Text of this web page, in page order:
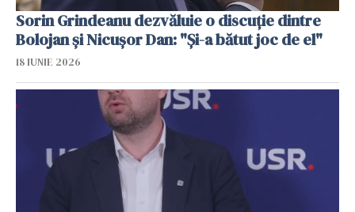
Sorin Grindeanu dezvăluie o discuție dintre
Bolojan și Nicușor Dan: "Și-a bătut joc de el"
18 IUNIE 2026